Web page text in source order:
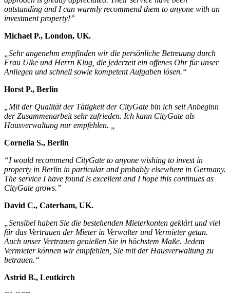
outstanding and I can warmly recommend them to anyone with an
investment property!”
Michael P., London, UK.
„Sehr angenehm empfinden wir die persönliche Betreuung durch
Frau Ulke und Herrn Klug, die jederzeit ein offenes Ohr für unser
Anliegen und schnell sowie kompetent Aufgaben lösen.“
Horst P., Berlin
„Mit der Qualität der Tätigkeit der CityGate bin ich seit Anbeginn
der Zusammenarbeit sehr zufrieden. Ich kann CityGate als
Hausverwaltung nur empfehlen. „
Cornelia S., Berlin
“I would recommend CityGate to anyone wishing to invest in
property in Berlin in particular and probably elsewhere in Germany.
The service I have found is excellent and I hope this continues as
CityGate grows.”
David C., Caterham, UK.
„Sensibel haben Sie die bestehenden Mieterkonten geklärt und viel
für das Vertrauen der Mieter in Verwalter und Vermieter getan.
Auch unser Vertrauen genießen Sie in höchstem Maße. Jedem
Vermieter können wir empfehlen, Sie mit der Hausverwaltung zu
betrauen.“
Astrid B., Leutkirch